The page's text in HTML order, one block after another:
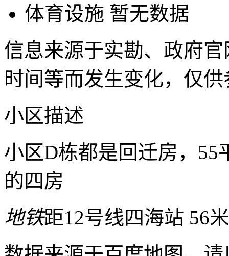
体育设施 暂无数据
信息来源于实勘、政府
时间等而发生变化，仅
小区描述
小区D栋都是回迁房，55
的四房
地铁距12号线四海站 56米